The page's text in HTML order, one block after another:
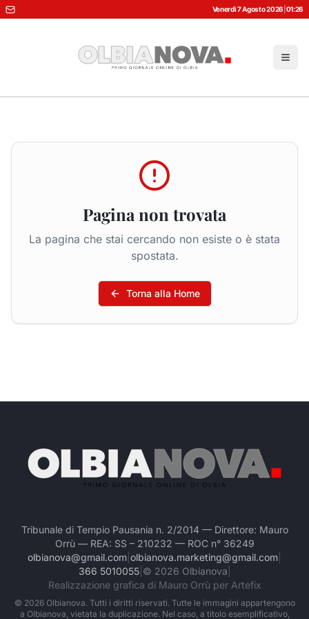
Venerdì 7 Agosto 2026 01:26
Pagina non trovata
La pagina che stai cercando non esiste o è stata
spostata.
Torna alla Home
Tribunale di Tempio Pausania n. 2/2014 — Direttore: Mauro
Orrù — REA: SS – 210232 — ROC n° 36249
olbianova@gmail.com olbianova.marketing@gmail.com
366 5010055| © 2026 Olbianova
Realizzazione grafica di Mauro Orrù per Artefix
© 2026Olbianova. Tutti i diritti riservati. Tutte le immagini appartengono
a Olbianova, vietata la duplicazione. Nel caso, a titolo esemplificativo,